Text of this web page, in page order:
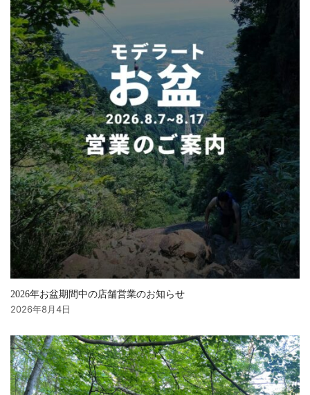
2026年お盆期間中の店舗営業のお知らせ
2026年8月4日